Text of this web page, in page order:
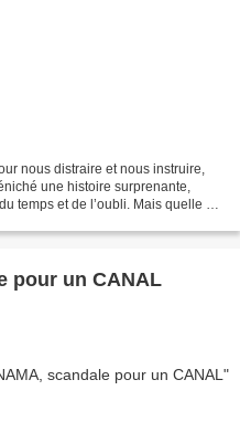
nous distraire et nous instruire,
une histoire surprenante,
temps et de l’oubli. Mais quelle ne
pour un CANAL